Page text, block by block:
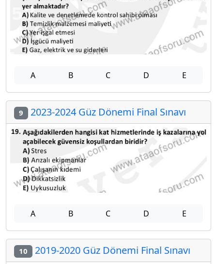
A B C D E
9 2023-2024 Güz Dönemi Final Sınavı
A B C D E
10 2019-2020 Güz Dönemi Final Sınavı